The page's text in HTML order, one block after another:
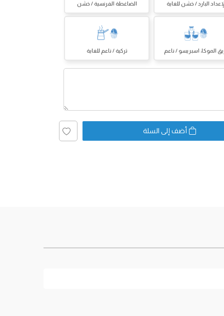
البارد / خشن للغاية الضاغطة الفرنسية / خشن
الموكا، اسبريسو / ناعم تركية / ناعم للغاية
أضف إلى السلة